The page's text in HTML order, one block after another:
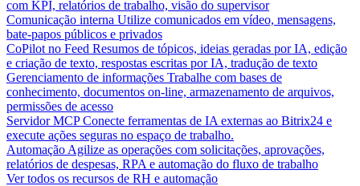
com KPI, relatórios de trabalho, visão do supervisor
Comunicação interna Utilize comunicados em vídeo, mensagens,
bate-papos públicos e privados
CoPilot no Feed Resumos de tópicos, ideias geradas por IA, edição
e criação de texto, respostas escritas por IA, tradução de texto
Gerenciamento de informações Trabalhe com bases de
conhecimento, documentos on-line, armazenamento de arquivos,
permissões de acesso
Servidor MCP Conecte ferramentas de IA externas ao Bitrix24 e
execute ações seguras no espaço de trabalho.
Automação Agilize as operações com solicitações, aprovações,
relatórios de despesas, RPA e automação do fluxo de trabalho
Ver todos os recursos de RH e automação